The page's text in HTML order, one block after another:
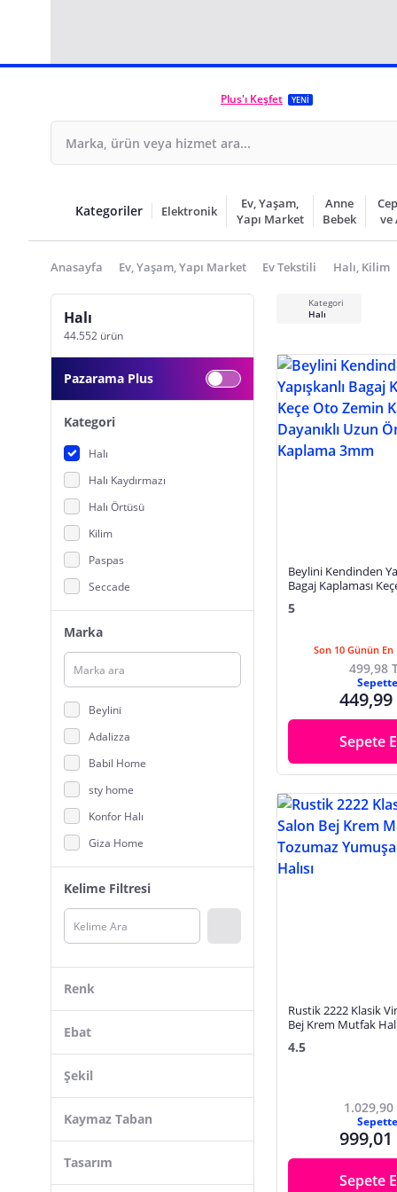
Plus'ı Keşfet YENİ
Kategoriler Elektronik
Ev, Yaşam,
Yapı Market
Anne
Bebek
ve
Anasayfa Ev, Yaşam, Yapı Market Ev Tekstili Halı, Kilim
Halı
44.552 ürün
Pazarama Plus
Kategori
Halı
Halı Kaydırmazı
Halı Örtüsü
Kilim
Paspas
Seccade
Yolluk
Marka
Beylini
Adalizza
Babil Home
sty home
Konfor Halı
Giza Home
Hoom Rugs
Madame Coco
Carpettex
DRK
Anaska Home
Myevilla
Merinos Halı
NarStore Home
Kelime Filtresi
Renk
Bej
Bej - Vizon
Ebat
100 x 200 cm
Şekil
Kaymaz Taban
Tasarım
Kategori
Halı
Beylini Kendinden
Bagaj Kaplaması
Araç Kaplama 3mm
5
Son 10 Günün En
499,98
Sepette
449,99
Sepete
Rustik 2222 Klasik
Bej Krem Mutfak
4.5
1.029,90
Sepette
999,01
Sepete